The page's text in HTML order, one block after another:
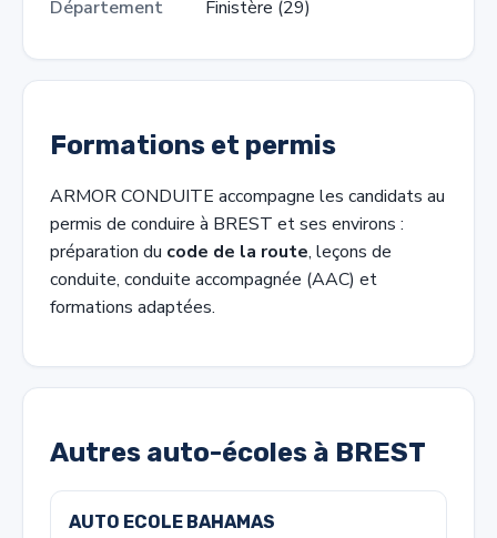
Département Finistère (29)
Formations et permis
ARMOR CONDUITE accompagne les candidats au
permis de conduire à BREST et ses environs :
préparation du code de la route, leçons de
conduite, conduite accompagnée (AAC) et
formations adaptées.
Autres auto-écoles à BREST
AUTO ECOLE BAHAMAS